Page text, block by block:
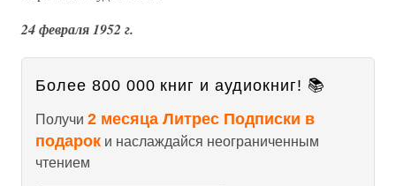
24 февраля 1952 г.
Более 800 000 книг и аудиокниг! 📚
Получи 2 месяца Литрес Подписки в
подарок и наслаждайся неограниченным
чтением